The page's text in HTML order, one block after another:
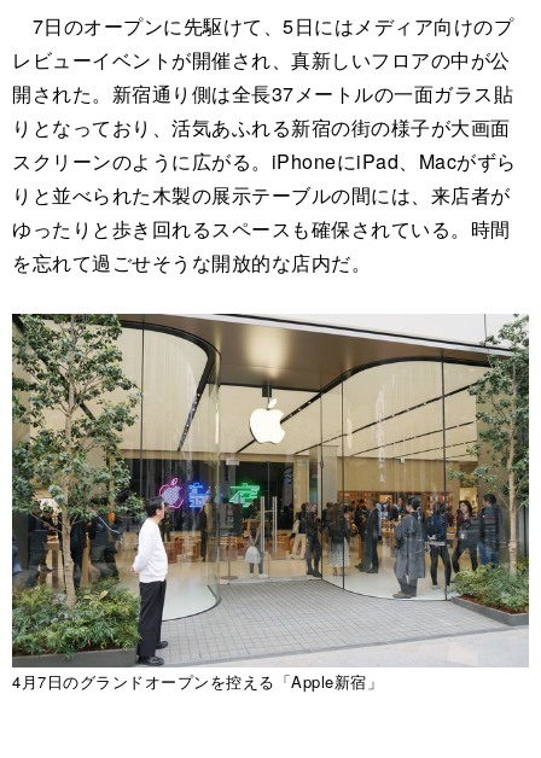
7日のオープンに先駆けて、5日にはメディア向けのプ
レビューイベントが開催され、真新しいフロアの中が公
開された。新宿通り側は全長37メートルの一面ガラス貼
りとなっており、活気あふれる新宿の街の様子が大画面
スクリーンのように広がる。iPhoneにiPad、Macがずら
りと並べられた木製の展示テーブルの間には、来店者が
ゆったりと歩き回れるスペースも確保されている。時間
を忘れて過ごせそうな開放的な店内だ。
4月7日のグランドオープンを控える「Apple新宿」